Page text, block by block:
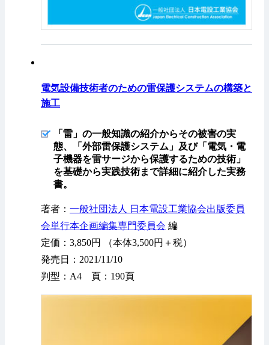
電気設備技術者のための雷保護システムの構築と
施工
「雷」の一般知識の紹介からその被害の実
態、「外部雷保護システム」及び「電気・電
子機器を雷サージから保護するための技術」
を基礎から実践技術まで詳細に紹介した実務
書。
著者： 一般社団法人 日本電設工業協会出版委員
会単行本企画編集専門委員会 編
定価：3,850円 （本体3,500円＋税）
発売日：2021/11/10
判型：A4 頁：190頁